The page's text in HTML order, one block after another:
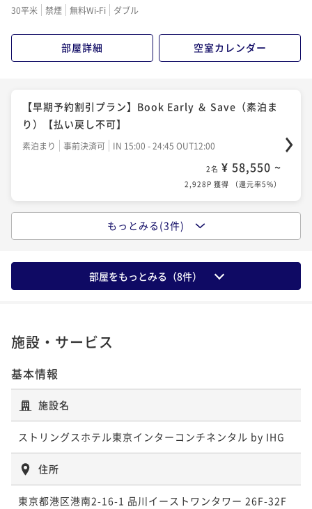
朝食付き 現地決済可 事前決済可 IN 15:00 - 25:00 OUT12:00
3,740P 獲得
30平米 禁煙 無料Wi-Fi ダブル
部屋詳細 空室カレンダー
【早期予約割引プラン】Book Early ＆ Save（素泊ま
り）【払い戻し不可】
素泊まり 事前決済可 IN 15:00 - 24:45 OUT12:00
2名 ¥ 58,550 ~
2,928P 獲得 （還元率5%）
【早期予約割引プラン】Book Early ＆ Save（朝食つ
事前決済可 IN 15:00 - 24:45 OUT11:00
¥ 67,350 ~
しむラグジュアリーステイ / 全室27階以上
2名 ¥ 68,000 ~
3,400P 獲得 （ 還元率5% ）
ベストフレキシブルレート（朝食付）- 品川上空で愉し
むラグジュアリーステイ / 全室27階以上
もっとみる(3件)
部屋をもっとみる（8件）
施設・サービス
基本情報
施設名
ストリングスホテル東京インターコンチネンタル by IHG
住所
東京都港区港南2-16-1 品川イーストワンタワー 26F-32F